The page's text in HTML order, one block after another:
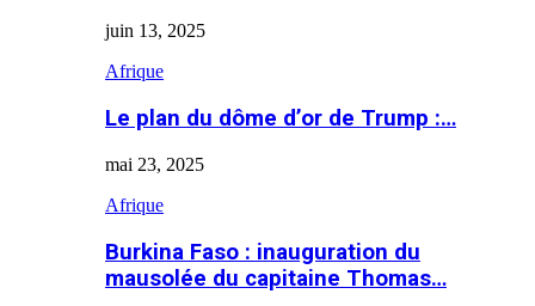
juin 13, 2025
Afrique
Le plan du dôme d’or de Trump :…
mai 23, 2025
Afrique
Burkina Faso : inauguration du
mausolée du capitaine Thomas…